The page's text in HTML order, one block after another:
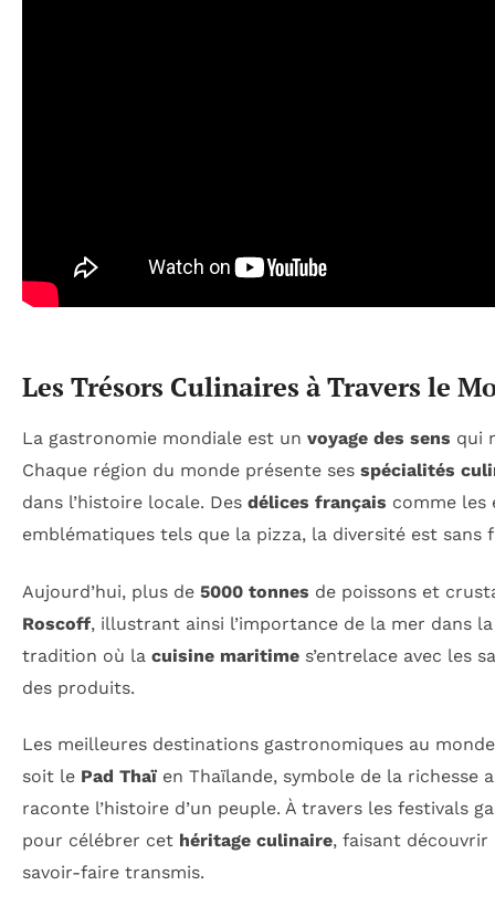
Les Trésors Culinaires à Travers le
La gastronomie mondiale est un voyage des sens qui
Chaque région du monde présente ses spécialités
dans l’histoire locale. Des délices français comme les
emblématiques tels que la pizza, la diversité est sans
Aujourd’hui, plus de 5000 tonnes de poissons et
Roscoff, illustrant ainsi l’importance de la mer dans
tradition où la cuisine maritime s’entrelace avec les
des produits.
Les meilleures destinations gastronomiques au
soit le Pad Thaï en Thaïlande, symbole de la richesse
raconte l’histoire d’un peuple. À travers les festivals
pour célébrer cet héritage culinaire, faisant
savoir-faire transmis.